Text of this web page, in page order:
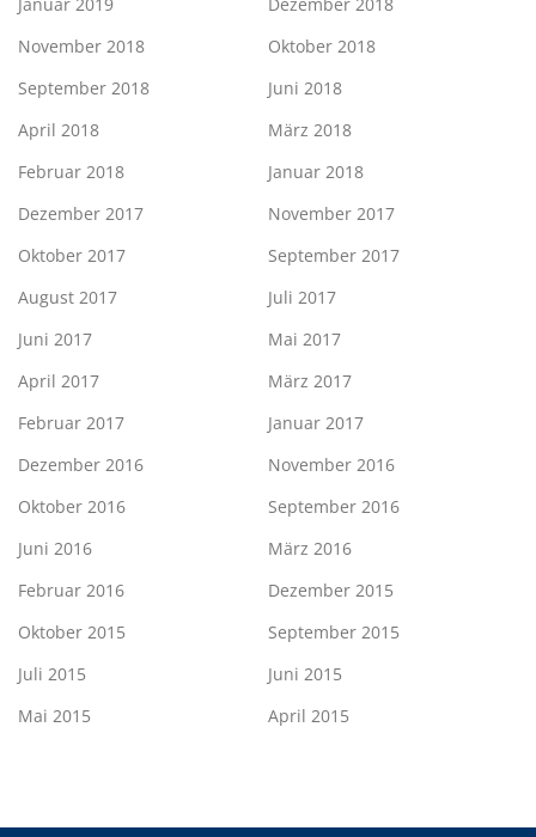
Januar 2019
Dezember 2018
November 2018
Oktober 2018
September 2018
Juni 2018
April 2018
März 2018
Februar 2018
Januar 2018
Dezember 2017
November 2017
Oktober 2017
September 2017
August 2017
Juli 2017
Juni 2017
Mai 2017
April 2017
März 2017
Februar 2017
Januar 2017
Dezember 2016
November 2016
Oktober 2016
September 2016
Juni 2016
März 2016
Februar 2016
Dezember 2015
Oktober 2015
September 2015
Juli 2015
Juni 2015
Mai 2015
April 2015